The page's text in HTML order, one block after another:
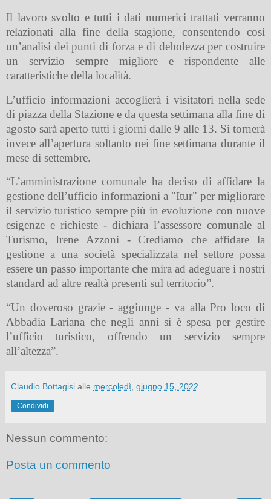
Il lavoro svolto e tutti i dati numerici trattati verranno
relazionati alla fine della stagione, consentendo così
un’analisi dei punti di forza e di debolezza per costruire
un servizio sempre migliore e rispondente alle
caratteristiche della località.
L’ufficio informazioni accoglierà i visitatori nella sede
di piazza della Stazione e da questa settimana alla fine di
agosto sarà aperto tutti i giorni dalle 9 alle 13. Si tornerà
invece all’apertura soltanto nei fine settimana durante il
mese di settembre.
“L’amministrazione comunale ha deciso di affidare la
gestione dell’ufficio informazioni a "Itur" per migliorare
il servizio turistico sempre più in evoluzione con nuove
esigenze e richieste - dichiara l’assessore comunale al
Turismo, Irene Azzoni - Crediamo che affidare la
gestione a una società specializzata nel settore possa
essere un passo importante che mira ad adeguare i nostri
standard ad altre realtà presenti sul territorio”.
“Un doveroso grazie - aggiunge - va alla Pro loco di
Abbadia Lariana che negli anni si è spesa per gestire
l’ufficio turistico, offrendo un servizio sempre
all’altezza”.
Claudio Bottagisi alle mercoledì, giugno 15, 2022
Condividi
Nessun commento:
Posta un commento